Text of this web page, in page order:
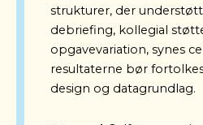
strukturer, der
debriefing, kollegial
opgavevariation, synes
resultaterne bør
design og datagrundlag.